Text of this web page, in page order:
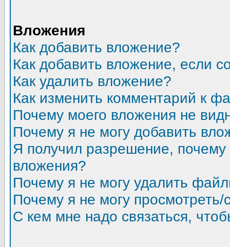
Вложения
Как добавить вложение?
Как добавить вложение, если
Как удалить вложение?
Как изменить комментарий к
Почему моего вложения не
Почему я не могу добавить
Я получил разрешение,
вложения?
Почему я не могу удалить
Почему я не могу просмотреть/
С кем мне надо связаться,